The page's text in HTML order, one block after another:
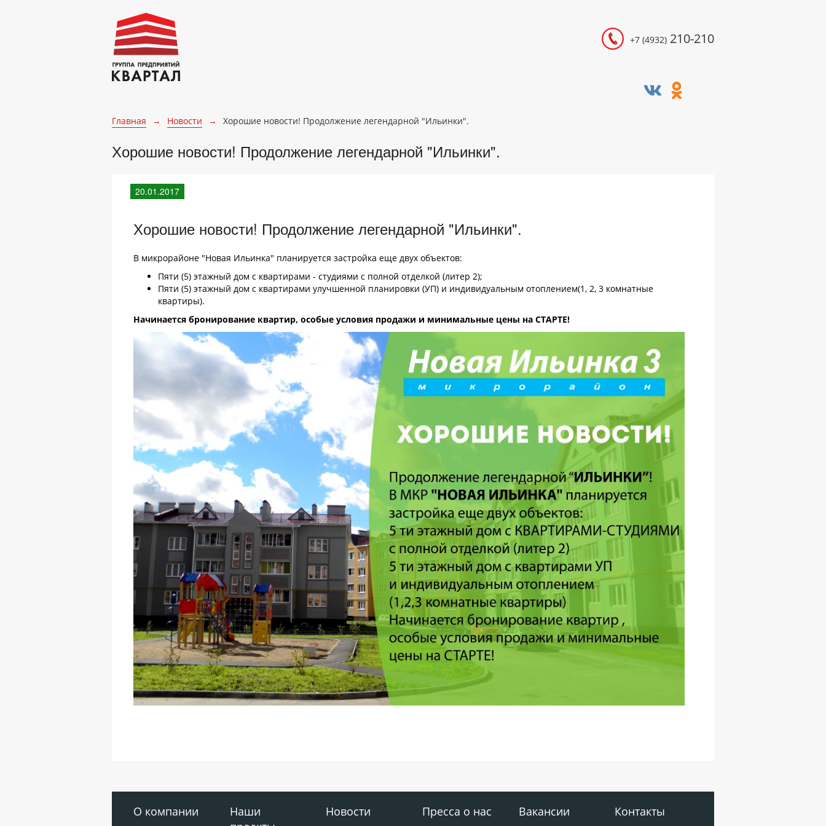
+7 (4932) 210-210
Главная → Новости → Хорошие новости! Продолжение легендарной "Ильинки".
Хорошие новости! Продолжение легендарной "Ильинки".
20.01.2017
Хорошие новости! Продолжение легендарной "Ильинки".
В микрорайоне "Новая Ильинка" планируется застройка еще двух объектов:
Пяти (5) этажный дом с квартирами - студиями с полной отделкой (литер 2);
Пяти (5) этажный дом с квартирами улучшенной планировки (УП) и индивидуальным отоплением(1, 2, 3 комнатные
квартиры).
Начинается бронирование квартир, особые условия продажи и минимальные цены на СТАРТЕ!
О компании
Наши
Новости Пресса о нас Вакансии Контакты